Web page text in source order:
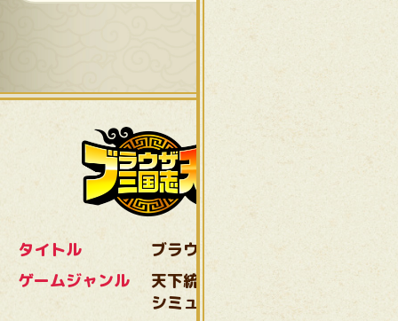
タイトル
ブラウザ三国志 天
ゲームジャンル
天下統一！わいわい
シミュレーション